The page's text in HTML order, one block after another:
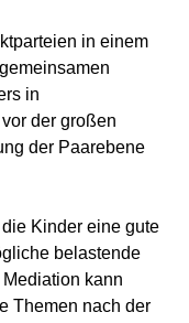
in einem
in
der großen
der Paarebene
Kinder eine gute
belastende
kann
Themen nach der